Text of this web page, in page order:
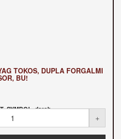
TOKOS, DUPLA FORGALMI
BU!